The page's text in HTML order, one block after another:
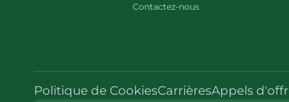
Contactez-nous
Politique de CookiesCarrièresAppels